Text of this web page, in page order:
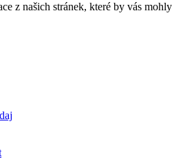
z našich stránek, které by vás mohly